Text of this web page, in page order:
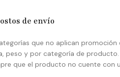
de envío
que no aplican
peso y por categoría de
que el producto no cuente con